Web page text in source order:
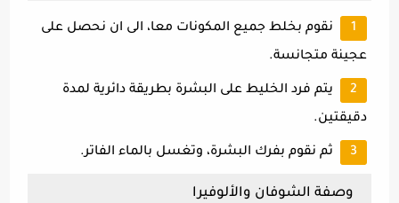
نقوم بخلط جميع المكونات معا، الى ان نحصل على
عجينة متجانسة.
يتم فرد الخليط على البشرة بطريقة دائرية لمدة
دقيقتين.
ثم نقوم بفرك البشرة، وتغسل بالماء الفاتر.
وصفة الشوفان والألوفيرا